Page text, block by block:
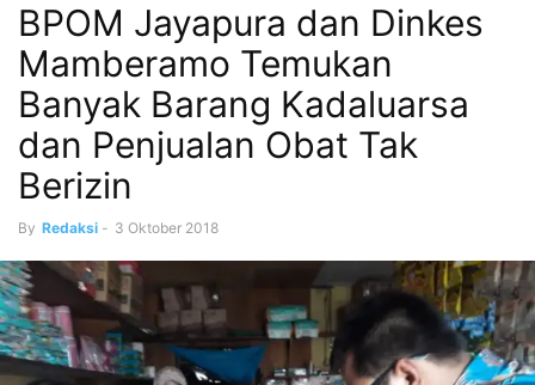
BPOM Jayapura dan Dinkes
Mamberamo Temukan
Banyak Barang Kadaluarsa
dan Penjualan Obat Tak
Berizin
By Redaksi - 3 Oktober 2018